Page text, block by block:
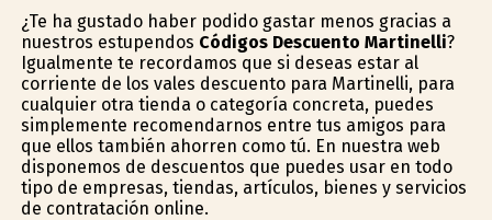
¿Te ha gustado haber podido gastar menos gracias a
nuestros estupendos Códigos Descuento Martinelli?
Igualmente te recordamos que si deseas estar al
corriente de los vales descuento para Martinelli, para
cualquier otra tienda o categoría concreta, puedes
simplemente recomendarnos entre tus amigos para
que ellos también ahorren como tú. En nuestra web
disponemos de descuentos que puedes usar en todo
tipo de empresas, tiendas, artículos, bienes y servicios
de contratación online.